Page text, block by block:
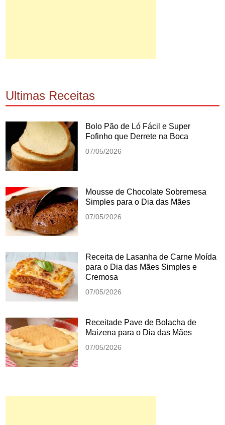
Ultimas Receitas
Bolo Pão de Ló Fácil e Super
Fofinho que Derrete na Boca
07/05/2026
Mousse de Chocolate Sobremesa
Simples para o Dia das Mães
07/05/2026
Receita de Lasanha de Carne Moída
para o Dia das Mães Simples e
Cremosa
07/05/2026
Receitade Pave de Bolacha de
Maizena para o Dia das Mães
07/05/2026